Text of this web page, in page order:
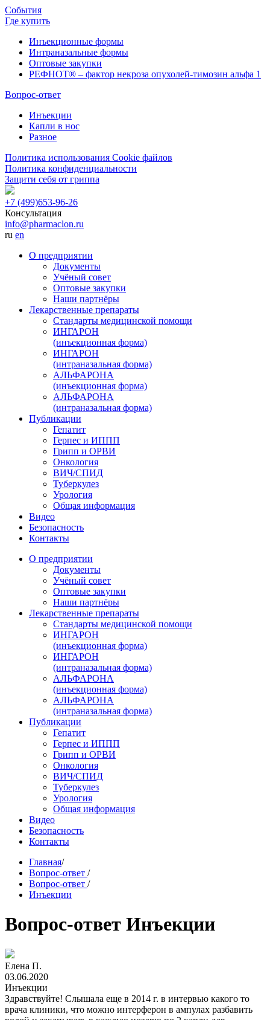
События
Где купить
Инъекционные формы
Интраназальные формы
Оптовые закупки
РЕФНОТ® – фактор некроза опухолей-тимозин альфа 1
Вопрос-ответ
Инъекции
Капли в нос
Разное
Политика использования Cookie файлов
Политика конфиденциальности
Защити себя от гриппа
+7 (499)653-96-26
Консультация
info@pharmaclon.ru
ru en
О предприятии
Документы
Учёный совет
Оптовые закупки
Наши партнёры
Лекарственные препараты
Стандарты медицинской помощи
ИНГАРОН
(инъекционная форма)
ИНГАРОН
(интраназальная форма)
АЛЬФАРОНА
(инъекционная форма)
АЛЬФАРОНА
(интраназальная форма)
Публикации
Гепатит
Герпес и ИППП
Грипп и ОРВИ
Онкология
ВИЧ/СПИД
Туберкулез
Урология
Общая информация
Видео
Безопасность
Контакты
О предприятии
Документы
Учёный совет
Оптовые закупки
Наши партнёры
Лекарственные препараты
Стандарты медицинской помощи
ИНГАРОН
(инъекционная форма)
ИНГАРОН
(интраназальная форма)
АЛЬФАРОНА
(инъекционная форма)
АЛЬФАРОНА
(интраназальная форма)
Публикации
Гепатит
Герпес и ИППП
Грипп и ОРВИ
Онкология
ВИЧ/СПИД
Туберкулез
Урология
Общая информация
Видео
Безопасность
Контакты
Главная/
Вопрос-ответ /
Вопрос-ответ /
Инъекции
Вопрос-ответ Инъекции
Елена П.
03.06.2020
Инъекции
Здравствуйте! Слышала еще в 2014 г. в интервью какого то
врача клиники, что можно интерферон в ампулах разбавить